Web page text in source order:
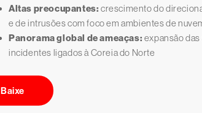
Altas preocupantes: crescimento do
e de intrusões com foco em ambientes de
Panorama global de ameaças: expansão
incidentes ligados à Coreia do Norte
Baixe